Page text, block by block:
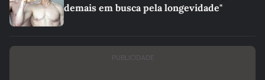
demais em busca pela longevidade"
PUBLICIDADE